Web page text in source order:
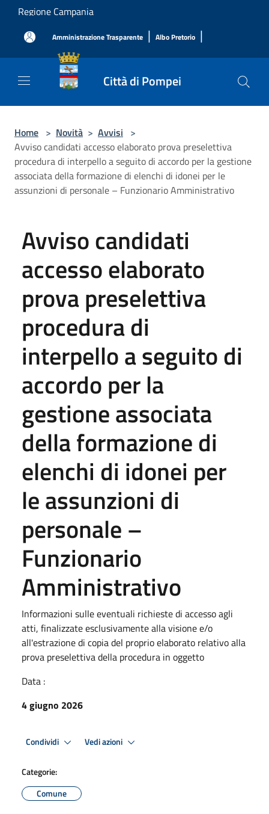
Salta al contenuto principale
Regione Campania
Amministrazione Trasparente | Albo Pretorio |
Città di Pompei
Home > Novità > Avvisi >
Avviso candidati accesso elaborato prova preselettiva
procedura di interpello a seguito di accordo per la gestione
associata della formazione di elenchi di idonei per le
assunzioni di personale – Funzionario Amministrativo
Avviso candidati
accesso elaborato
prova preselettiva
procedura di
interpello a seguito di
accordo per la
gestione associata
della formazione di
elenchi di idonei per
le assunzioni di
personale –
Funzionario
Amministrativo
Informazioni sulle eventuali richieste di accesso agli
atti, finalizzate esclusivamente alla visione e/o
all'estrazione di copia del proprio elaborato relativo alla
prova preselettiva della procedura in oggetto
Data :
4 giugno 2026
Condividi Vedi azioni
Categorie:
Comune